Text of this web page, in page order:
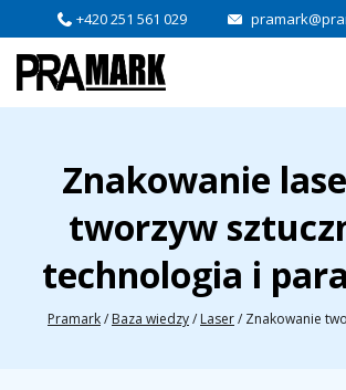
+420 251 561 029
Znakowanie
tworzyw
technologia i
Pramark/ Baza wiedzy/ Laser/ Znakowanie